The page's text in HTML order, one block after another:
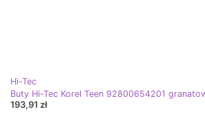
Hi-Tec
Buty Hi-Tec Korel Teen 92800654201
193,91 zł